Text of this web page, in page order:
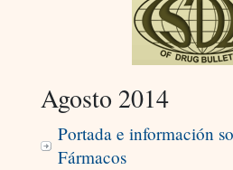
Agosto 2014
Portada e información
Fármacos